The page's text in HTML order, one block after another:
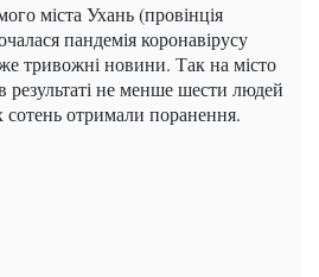
міста Ухань (провінція
пандемія коронавірусу
тривожні новини. Так на місто
не менше шести людей
сотень отримали поранення.